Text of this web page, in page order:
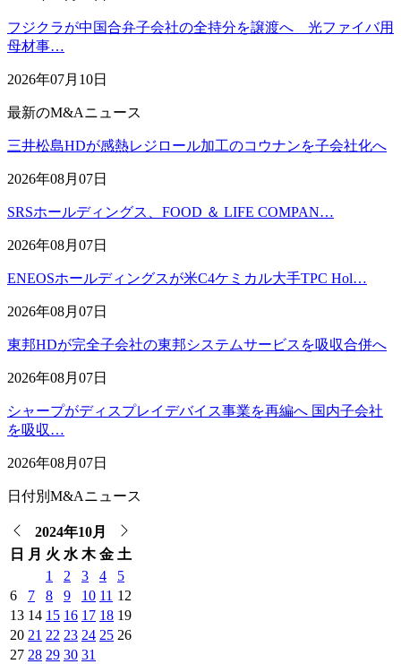
フジクラが中国合弁子会社の全持分を譲渡へ 光ファイバ用
母材事…
2026年07月10日
最新のM&Aニュース
三井松島HDが感熱レジロール加工のコウナンを子会社化へ
2026年08月07日
SRSホールディングス、FOOD ＆ LIFE COMPAN…
2026年08月07日
ENEOSホールディングスが米C4ケミカル大手TPC Hol…
2026年08月07日
東邦HDが完全子会社の東邦システムサービスを吸収合併へ
2026年08月07日
シャープがディスプレイデバイス事業を再編へ 国内子会社
を吸収…
2026年08月07日
日付別M&Aニュース
2024年10月
日
月 火 水 木 金 土
1
2 3 4
5
6
7 8 9 10 11 12
13 14 15 16 17 18 19
20 21 22 23 24 25 26
27 28 29 30 31